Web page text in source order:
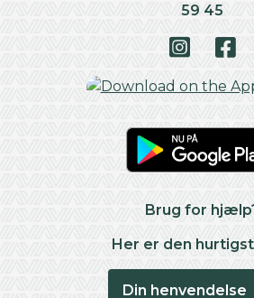
59 45
Brug for
Her er den
Din henvendelse